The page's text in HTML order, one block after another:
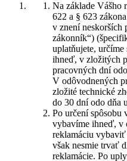
Na základe Vášho
622 a § 623
v znení neskorších
zákonník“)
uplatňujete, určíme
ihneď, v zložitých
pracovných dní
V odôvodnených
zložité technické
do 30 dní odo dňa
Po určení spôsobu
vybavíme ihneď, v
reklamáciu vybaviť
však nesmie trvať
reklamácie. Po